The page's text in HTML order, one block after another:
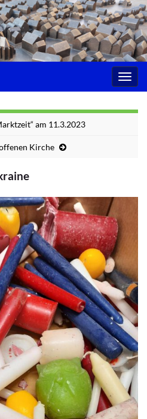
am 11.3.2023
Kirche